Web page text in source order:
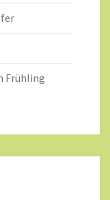
Frühling